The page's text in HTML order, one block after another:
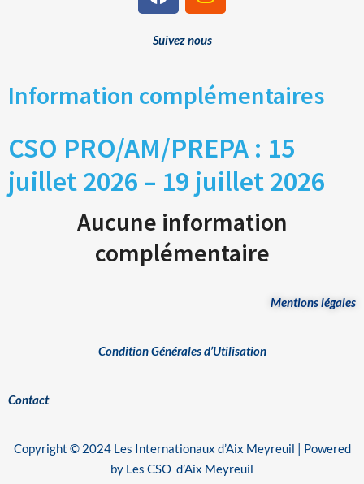
Suivez nous
Information complémentaires
CSO PRO/AM/PREPA : 15
juillet 2026 – 19 juillet 2026
Aucune information
complémentaire
Mentions légales
Condition Générales d’Utilisation
Contact
Copyright © 2024 Les Internationaux d’Aix Meyreuil | Powered
by Les CSO d’Aix Meyreuil